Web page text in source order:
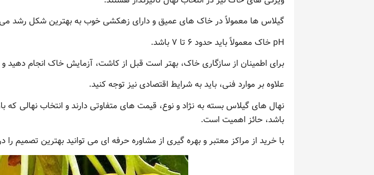
گیلاس ها معمولاً در خاک های عمیق و دارای زهکشی خوب به بهترین شکل رشد
pH خاک معمولاً باید حدود ۶ تا ۷ باشد.
برای اطمینان از سازگاری خاک، بهتر است قبل از کاشت، آزمایش خاک انجام دهید
علاوه بر موارد فنی، باید به شرایط اقتصادی نیز توجه کنید.
نهال های گیلاس بسته به نژاد و نوع، قیمت های متفاوتی دارند و انتخاب نهالی که
باشد، حائز اهمیت است.
با خرید از مراکز معتبر و بهره گیری از مشاوره حرفه ای می توانید بهترین تصمیم را